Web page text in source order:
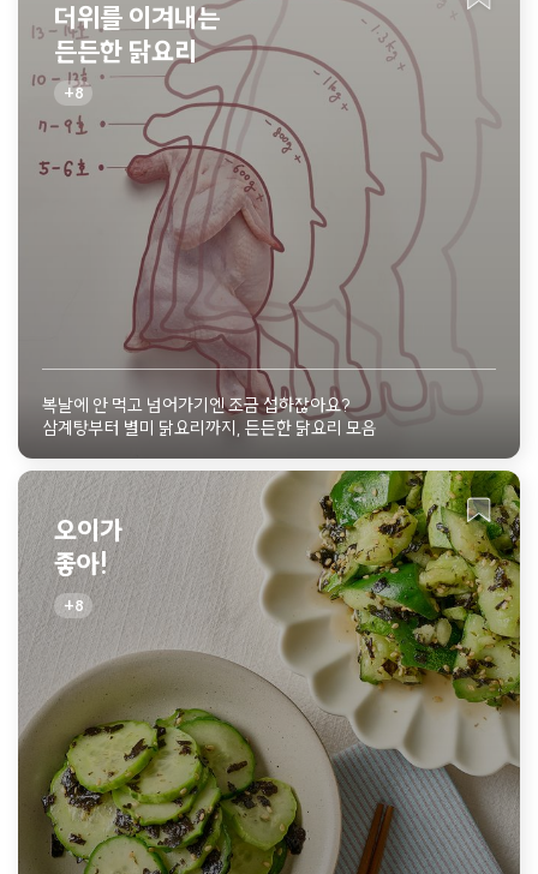
더위를 이겨내는
든든한 닭요리
8
복날에 안 먹고 넘어가기엔 조금 섭하잖아요?
삼계탕부터 별미 닭요리까지, 든든한 닭요리 모음
오이가
좋아!
8